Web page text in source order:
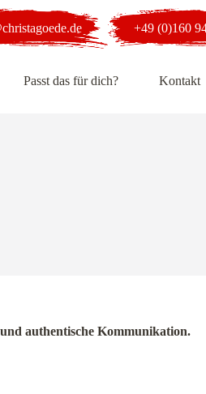
+49 (0)160
Passt das für dich? Kontakt
authentische Kommunikation.